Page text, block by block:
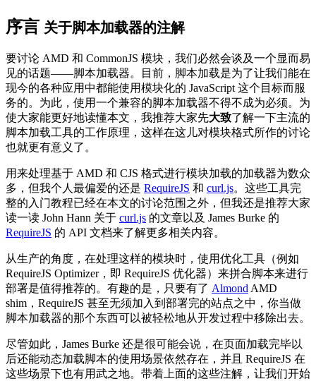
序言 关于脚本加载器的注解
要讨论 AMD 和 CommonJS 模块，我们必然会谈及一个显而易
见的话题——脚本加载器。目前，脚本加载是为了让我们能在
现今的各种应用中都能使用模块化的 JavaScript 这个目标而服
务的。为此，使用一个兼容的脚本加载器不得不成为必须。为
使大家能更好地读懂本文，我推荐大家先大致了解一下主流的
脚本加载工具的工作原理，这样在这儿对模块格式所作的讨论
也就更有意义了。
用来处理基于 AMD 和 CJS 格式进行模块加载的加载器为数众
多，但我个人最偏爱的还是 RequireJS 和 curl.js。这些工具完
整的入门教程已经在本文的讨论范围之外，但我还是推荐大家
读一读 John Hann 关于 curl.js 的文章以及 James Burke 的
RequireJS 的 API 文档来了解更多相关内容。
从生产的角度，在处理这样的模块时，使用优化工具（例如
RequireJS Optimizer，即 RequireJS 优化器）来拼合脚本来进行
部署是值得推荐的。有趣的是，只要有了 AlmondAMD
shim，RequireJS 甚至无须加入到部署完的站点之中，你当做
脚本加载器的那个东西可以被轻松地从开发过程中移除出去。
尽管如此，James Burke 还是很可能会说，在页面加载完毕以
后还能动态加载脚本的使用场景依然存在，并且 RequireJS 在
这些场景下也有用武之地。带着上面的这些注解，让我们开始